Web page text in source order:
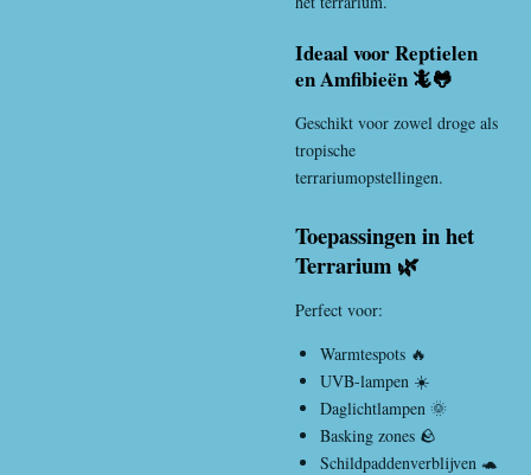
Ideaal voor Reptielen
en Amfibieën 🦎🐸
Geschikt voor zowel droge als
tropische
terrariumopstellingen.
Toepassingen in het
Terrarium 🌿
Perfect voor:
Warmtespots 🔥
UVB-lampen ☀️
Daglichtlampen 🌞
Basking zones 🪨
Schildpaddenverblijven 🐢